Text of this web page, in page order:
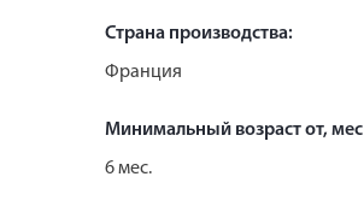
Страна производства:
Франция
Минимальный возраст от, мес
6 мес.